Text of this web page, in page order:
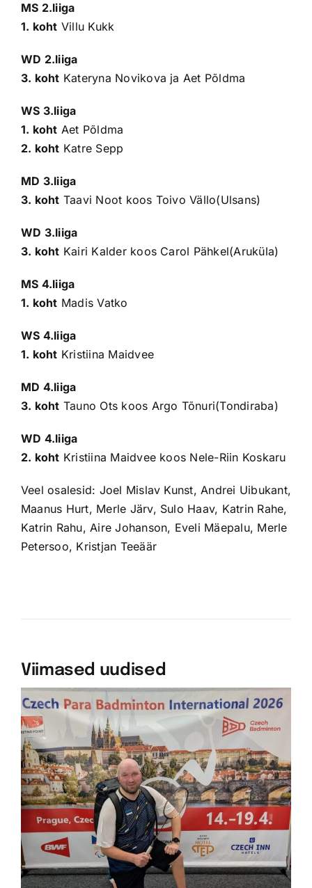
MS 2.liiga
1. koht Villu Kukk
WD 2.liiga
3. koht Kateryna Novikova ja Aet Põldma
WS 3.liiga
1. koht Aet Põldma
2. koht Katre Sepp
MD 3.liiga
3. koht Taavi Noot koos Toivo Vällo(Ulsans)
WD 3.liiga
3. koht Kairi Kalder koos Carol Pähkel(Aruküla)
MS 4.liiga
1. koht Madis Vatko
WS 4.liiga
1. koht Kristiina Maidvee
MD 4.liiga
3. koht Tauno Ots koos Argo Tõnuri(Tondiraba)
WD 4.liiga
2. koht Kristiina Maidvee koos Nele-Riin Koskaru
Veel osalesid: Joel Mislav Kunst, Andrei Uibukant,
Maanus Hurt, Merle Järv, Sulo Haav, Katrin Rahe,
Katrin Rahu, Aire Johanson, Eveli Mäepalu, Merle
Petersoo, Kristjan Teeäär
Viimased uudised